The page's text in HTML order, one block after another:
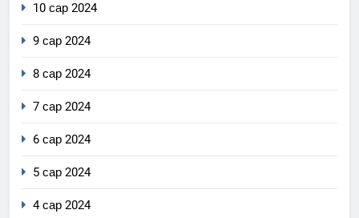
10 сар 2024
9 сар 2024
8 сар 2024
7 сар 2024
6 сар 2024
5 сар 2024
4 сар 2024